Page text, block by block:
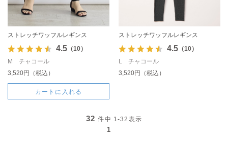
ストレッチワッフルレギンス
4.5（10）
M チャコール
3,520円（税込）
カートに入れる
ストレッチワッフルレギンス
4.5（10）
L チャコール
3,520円（税込）
32 件中 1-32 表示
1